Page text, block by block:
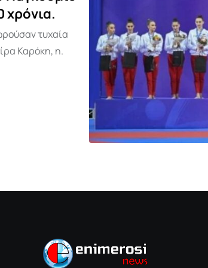
χρόνια.
τυχαία
Καρόκη, η.